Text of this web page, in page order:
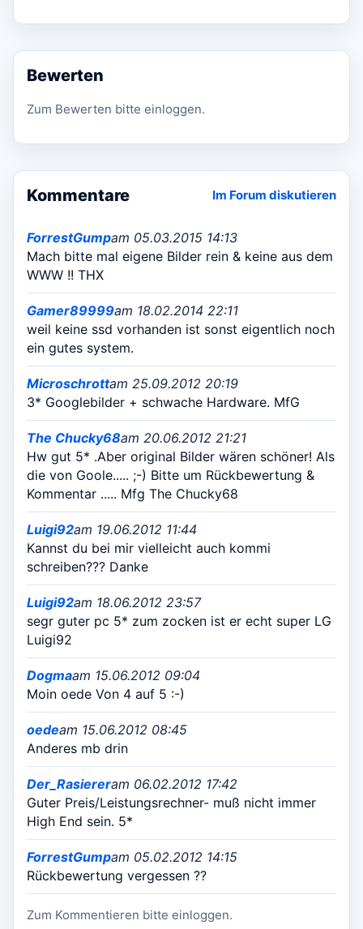
Bewerten
Zum Bewerten bitte einloggen.
Kommentare Im Forum diskutieren
ForrestGumpam 05.03.2015 14:13
Mach bitte mal eigene Bilder rein & keine aus dem
WWW !! THX
Gamer89999am 18.02.2014 22:11
weil keine ssd vorhanden ist sonst eigentlich noch
ein gutes system.
Microschrottam 25.09.2012 20:19
3* Googlebilder + schwache Hardware. MfG
The Chucky68am 20.06.2012 21:21
Hw gut 5* .Aber original Bilder wären schöner! Als
die von Goole..... ;-) Bitte um Rückbewertung &
Kommentar ..... Mfg The Chucky68
Luigi92am 19.06.2012 11:44
Kannst du bei mir vielleicht auch kommi
schreiben??? Danke
Luigi92am 18.06.2012 23:57
segr guter pc 5* zum zocken ist er echt super LG
Luigi92
Dogmaam 15.06.2012 09:04
Moin oede Von 4 auf 5 :-)
oedeam 15.06.2012 08:45
Anderes mb drin
Der_Rasiereram 06.02.2012 17:42
Guter Preis/Leistungsrechner- muß nicht immer
High End sein. 5*
ForrestGumpam 05.02.2012 14:15
Rückbewertung vergessen ??
Zum Kommentieren bitte einloggen.